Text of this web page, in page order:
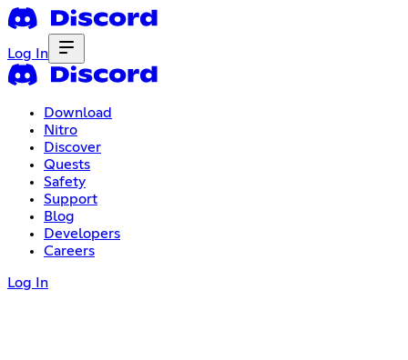
Log In
Download
Nitro
Discover
Quests
Safety
Support
Blog
Developers
Careers
Log In